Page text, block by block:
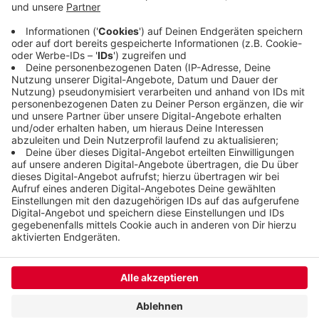
über das Wochenende gesperrt. Am Montag will
Bis dahin muss der Verkehr über andere Straßen
ausweichen.
Veröffentlicht: Freitag, 20.10.2023 15:18
Anzeige
Anzeige